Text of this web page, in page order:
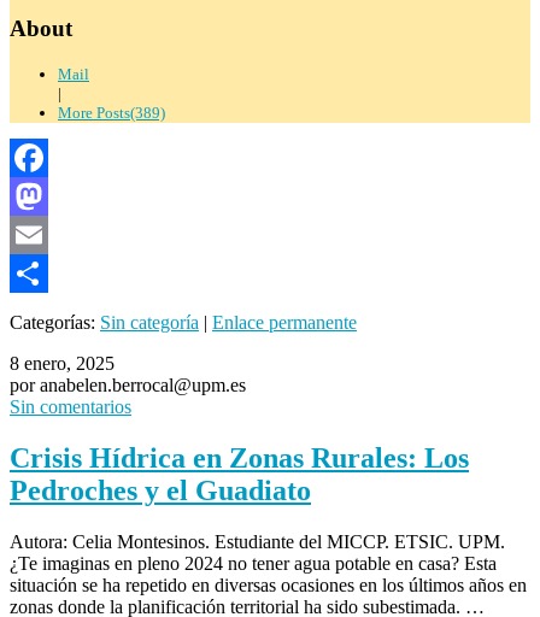
About
Mail
|
More Posts(389)
Facebook
Mastodon
Email
Compartir
Categorías: Sin categoría | Enlace permanente
8 enero, 2025
por anabelen.berrocal@upm.es
Sin comentarios
Crisis Hídrica en Zonas Rurales: Los
Pedroches y el Guadiato
Autora: Celia Montesinos. Estudiante del MICCP. ETSIC. UPM.
¿Te imaginas en pleno 2024 no tener agua potable en casa? Esta
situación se ha repetido en diversas ocasiones en los últimos años en
zonas donde la planificación territorial ha sido subestimada. …